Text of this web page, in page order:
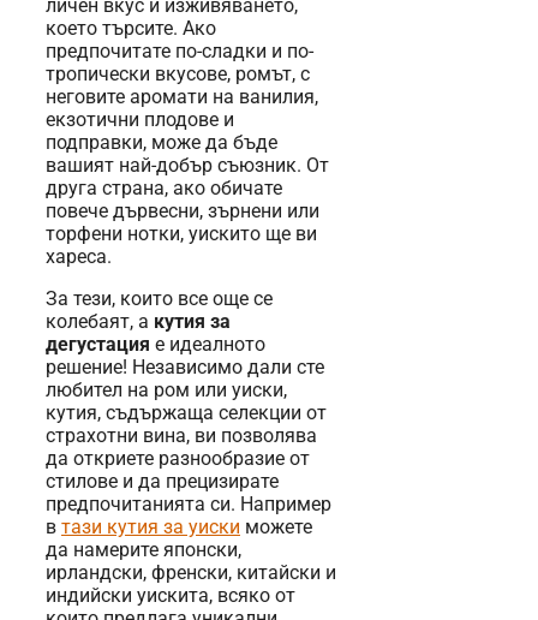
личен вкус и изживяването,
което търсите. Ако
предпочитате по-сладки и по-
тропически вкусове, ромът, с
неговите аромати на ванилия,
екзотични плодове и
подправки, може да бъде
вашият най-добър съюзник. От
друга страна, ако обичате
повече дървесни, зърнени или
торфени нотки, уискито ще ви
хареса.
За тези, които все още се
колебаят, a кутия за
дегустация е идеалното
решение! Независимо дали сте
любител на ром или уиски,
кутия, съдържаща селекции от
страхотни вина, ви позволява
да откриете разнообразие от
стилове и да прецизирате
предпочитанията си. Например
в тази кутия за уиски можете
да намерите японски,
ирландски, френски, китайски и
индийски уискита, всяко от